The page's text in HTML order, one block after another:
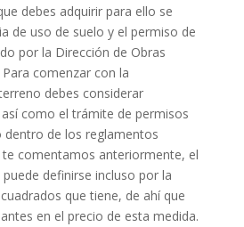
debes adquirir para ello se
de uso de suelo y el permiso de
por la Dirección de Obras
comenzar con la
debes considerar
como el trámite de permisos
de los reglamentos
comentamos anteriormente, el
definirse incluso por la
que tiene, de ahí que
en el precio de esta medida.